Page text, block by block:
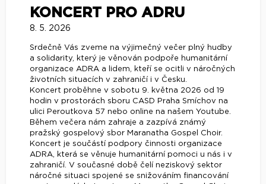
KONCERT PRO ADRU
8. 5. 2026
Srdečně Vás zveme na výjimečný večer plný hudby
a solidarity, který je věnován podpoře humanitární
organizace ADRA a lidem, kteří se ocitli v náročných
životních situacích v zahraničí i v Česku.
Koncert proběhne v sobotu 9. května 2026 od 19
hodin v prostorách sboru CASD Praha Smíchov na
ulici Peroutkova 57 nebo online na našem Youtube.
Během večera nám zahraje a zazpívá známý
pražský gospelový sbor Maranatha Gospel Choir.
Koncert je součástí podpory činnosti organizace
ADRA, která se věnuje humanitární pomoci u nás i v
zahraničí. V současné době čelí neziskový sektor
náročné situaci spojené se snižováním financování